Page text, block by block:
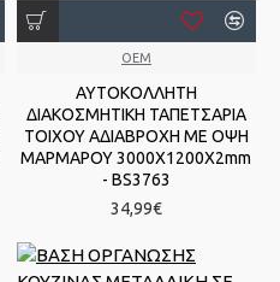
OEM
ΑΥΤΟΚΟΛΛΗΤΗ
ΔΙΑΚΟΣΜΗΤΙΚΗ ΤΑΠΕΤΣΑΡΙΑ
ΤΟΙΧΟΥ ΑΔΙΑΒΡΟΧΗ ΜΕ ΟΨΗ
ΜΑΡΜΑΡΟΥ 3000Χ1200Χ2mm
- BS3763
34,99€